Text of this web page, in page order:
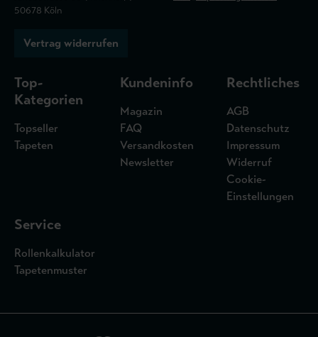
50678 Köln
Vertrag widerrufen
Top-
Kategorien
Topseller
Tapeten
Kundeninfo
Magazin
FAQ
Versandkosten
Newsletter
Rechtliches
AGB
Datenschutz
Impressum
Widerruf
Cookie-
Einstellungen
Service
Rollenkalkulator
Tapetenmuster